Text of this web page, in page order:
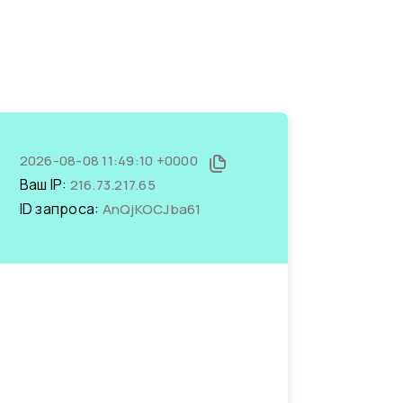
2026-08-08 11:49:10 +0000
Ваш IP: 216.73.217.65
ID запроса: AnQjKOCJba61